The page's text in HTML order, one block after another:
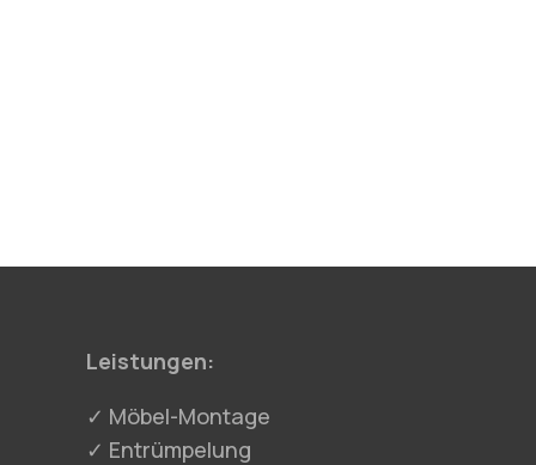
Leistungen:
✓ Möbel-Montage
✓ Entrümpelung